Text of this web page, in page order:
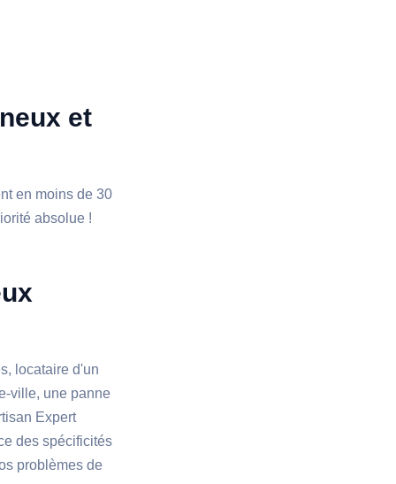
et
en moins de 30
absolue !
locataire d'un
ville, une panne
Expert
des spécificités
problèmes de